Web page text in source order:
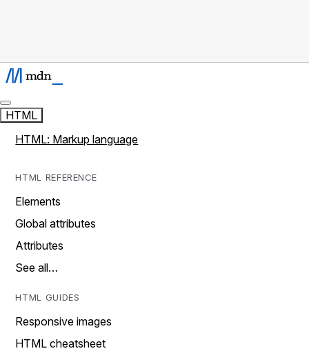
HTML
HTML: Markup language
HTML REFERENCE
Elements
Global attributes
Attributes
See all…
HTML GUIDES
Responsive images
HTML cheatsheet